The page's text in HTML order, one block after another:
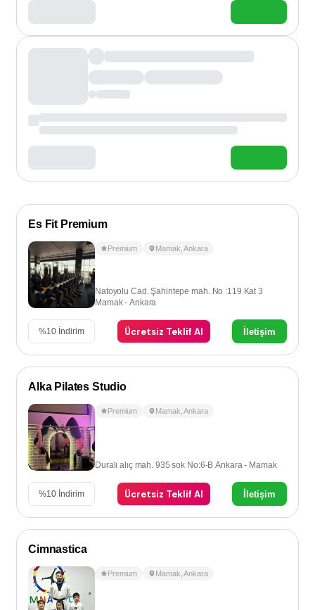
Es Fit Premium
Premium Mamak ,Ankara
Natoyolu Cad. Şahintepe mah. No :119 Kat 3
Mamak - Ankara
%10 İndirim Ücretsiz Teklif Al İletişim
Alka Pilates Studio
Premium Mamak ,Ankara
Duralı alıç mah. 935 sok No:6-B Ankara - Mamak
%10 İndirim Ücretsiz Teklif Al İletişim
Cimnastica
Premium Mamak ,Ankara